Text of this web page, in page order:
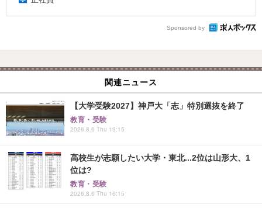
Sponsored by
関連ニュース
【大学受験2027】神戸大「志」特別選抜を終了
教育・受験
2026.8.6 Thu 19:15
高校生が志願したい大学・東北...2位は山形大、1
位は?
教育・受験
2026.8.6 Thu 16:15